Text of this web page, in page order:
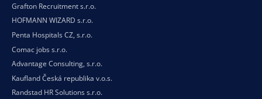
Grafton Recruitment s.r.o.
HOFMANN WIZARD s.r.o.
Penta Hospitals CZ, s.r.o.
Comac jobs s.r.o.
Advantage Consulting, s.r.o.
Kaufland Česká republika v.o.s.
Randstad HR Solutions s.r.o.